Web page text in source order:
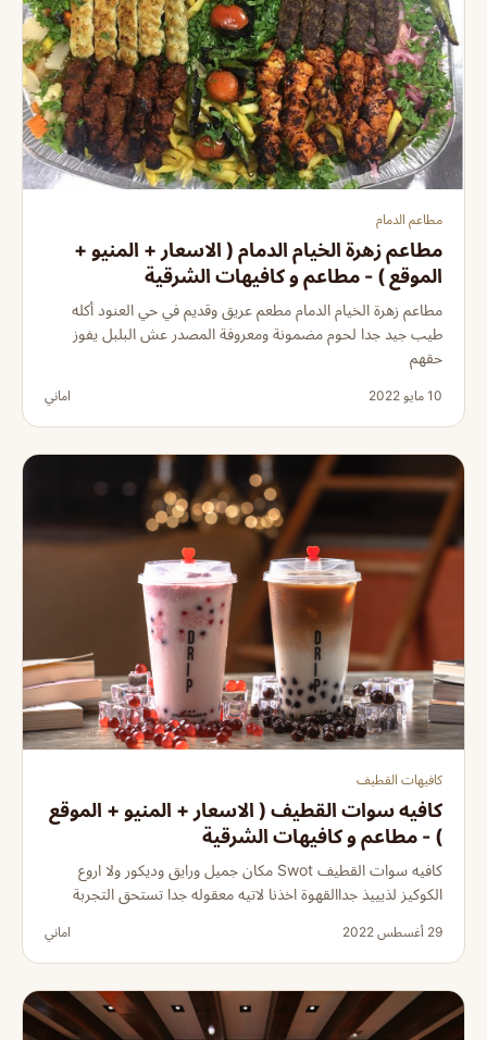
مطاعم الدمام
مطاعم زهرة الخيام الدمام ( الاسعار + المنيو +
الموقع ) - مطاعم و كافيهات الشرقية
مطاعم زهرة الخيام الدمام مطعم عريق وقديم في حي العنود أكله
طيب جيد جدا لحوم مضمونة ومعروفة المصدر عش البلبل يفوز
حقهم
10 مايو 2022 اماني
كافيهات القطيف
كافيه سوات القطيف ( الاسعار + المنيو + الموقع
) - مطاعم و كافيهات الشرقية
كافيه سوات القطيف Swot مكان جميل ورايق وديكور ولا اروع
الكوكيز لذيييذ جداالقهوة اخذنا لاتيه معقوله جدا تستحق التجربة
29 أغسطس 2022 اماني